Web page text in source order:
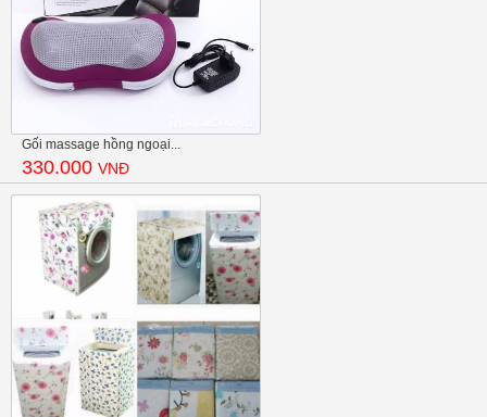
Gối massage hồng ngoại...
330.000 VNĐ